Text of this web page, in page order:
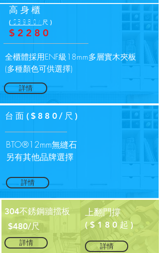
高身櫃
( $39 80 /尺 )
$2280
全櫃體採用ENF級18mm多層實木夾板
(多種顏色可供選擇)
詳情
台面($880/尺)
BTO®12mm無縫石
​另有其他品牌選擇
詳情
上翻門撐
($180起)
詳情
304不銹鋼牆擋板
​$480/尺
詳情